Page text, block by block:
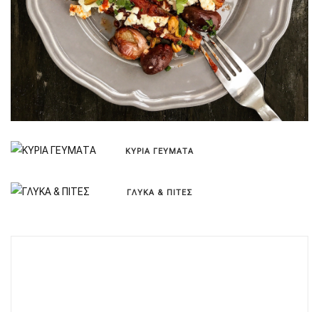
ΚΥΡΙΑ ΓΕΥΜΑΤΑ
ΓΛΥΚΑ & ΠΙΤΕΣ